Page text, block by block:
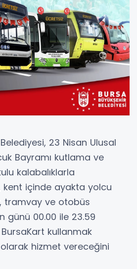
23 Nisan Ulusal
Bayramı kutlama ve
kalabalıklarla
kent içinde ayakta yolcu
tramvay ve otobüs
günü 00.00 ile 23.59
kullanmak
hizmet vereceğini